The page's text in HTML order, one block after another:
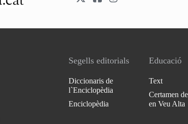
Segells editorials
Diccionaris de
l`Enciclopèdia
Enciclopèdia
Educació
Text
Certamen
en Veu Alta